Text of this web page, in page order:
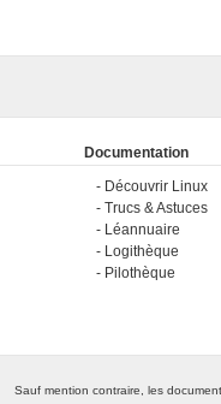
Documentation
Découvrir Linux
Trucs & Astuces
Léannuaire
Logithèque
Pilothèque
Sauf mention contraire, les